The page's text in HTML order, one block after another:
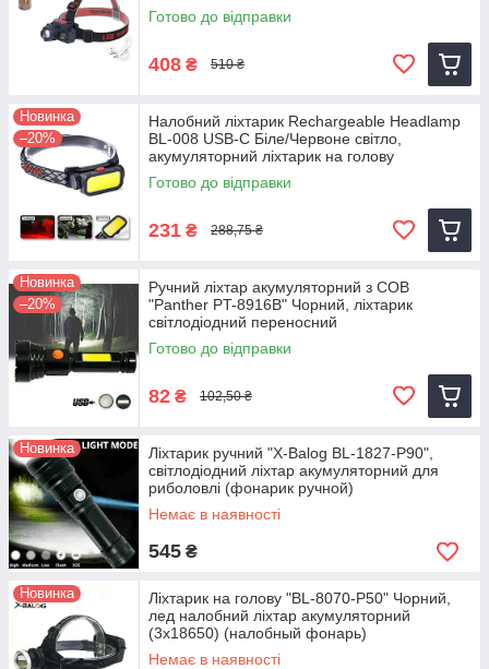
Готово до відправки
408 ₴ 510 ₴
Новинка
–20%
Налобний ліхтарик Rechargeable Headlamp
BL-008 USB-C Біле/Червоне світло,
акумуляторний ліхтарик на голову
Готово до відправки
231 ₴ 288,75 ₴
Новинка
–20%
Ручний ліхтар акумуляторний з COB
"Panther PT-8916B" Чорний, ліхтарик
світлодіодний переносний
Готово до відправки
82 ₴ 102,50 ₴
Новинка
Ліхтарик ручний "X-Balog BL-1827-P90",
світлодіодний ліхтар акумуляторний для
риболовлі (фонарик ручной)
Немає в наявності
545 ₴
Новинка
Ліхтарик на голову "BL-8070-P50" Чорний,
лед налобний ліхтар акумуляторний
(3х18650) (налобный фонарь)
Немає в наявності